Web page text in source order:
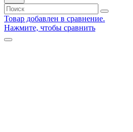
Товар добавлен в сравнение.
Нажмите, чтобы сравнить